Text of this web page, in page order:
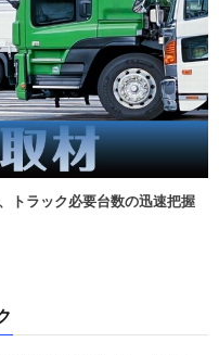
トラック必要台数の迅速把握